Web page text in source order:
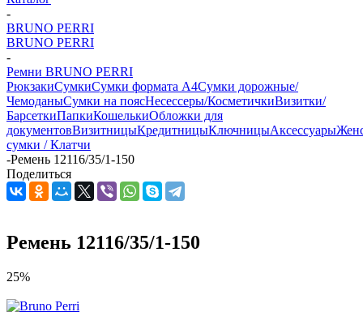
-
BRUNO PERRI
BRUNO PERRI
-
Ремни BRUNO PERRI
РюкзакиСумкиСумки формата А4Сумки дорожные/
ЧемоданыСумки на поясНесессеры/КосметичкиВизитки/
БарсеткиПапкиКошелькиОбложки для
документовВизитницыКредитницыКлючницыАксессуары
сумки / Клатчи
-Ремень 12116/35/1-150
Поделиться
Ремень 12116/35/1-150
25%